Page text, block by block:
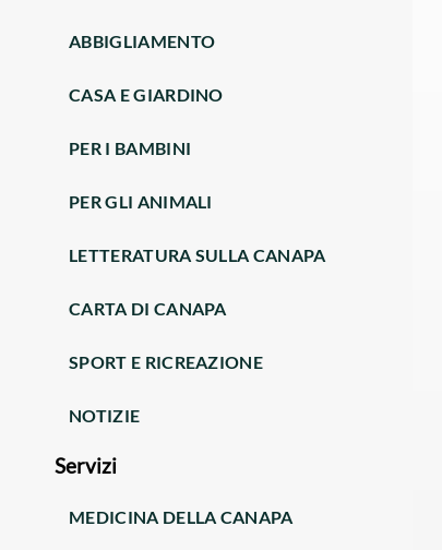
ABBIGLIAMENTO
CASA E GIARDINO
PER I BAMBINI
PER GLI ANIMALI
LETTERATURA SULLA CANAPA
CARTA DI CANAPA
SPORT E RICREAZIONE
NOTIZIE
Servizi
MEDICINA DELLA CANAPA